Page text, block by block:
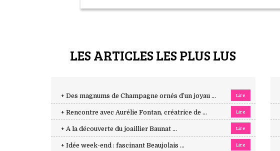
LES ARTICLES LES PLUS LUS
+ Des magnums de Champagne ornés d’un joyau ... Lire
+ Rencontre avec Aurélie Fontan, créatrice de ... Lire
+ A la découverte du joaillier Baunat ... Lire
+ Idée week-end : fascinant Beaujolais ... Lire